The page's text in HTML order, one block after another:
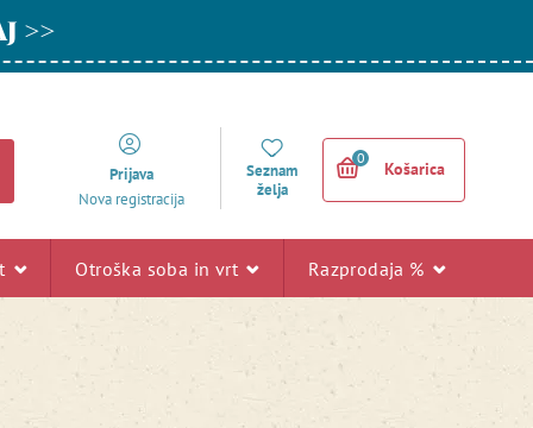
>>
Prijava
Nova registracija
Seznam
želja
0
Košarica
Otroška soba in vrt Razprodaja %